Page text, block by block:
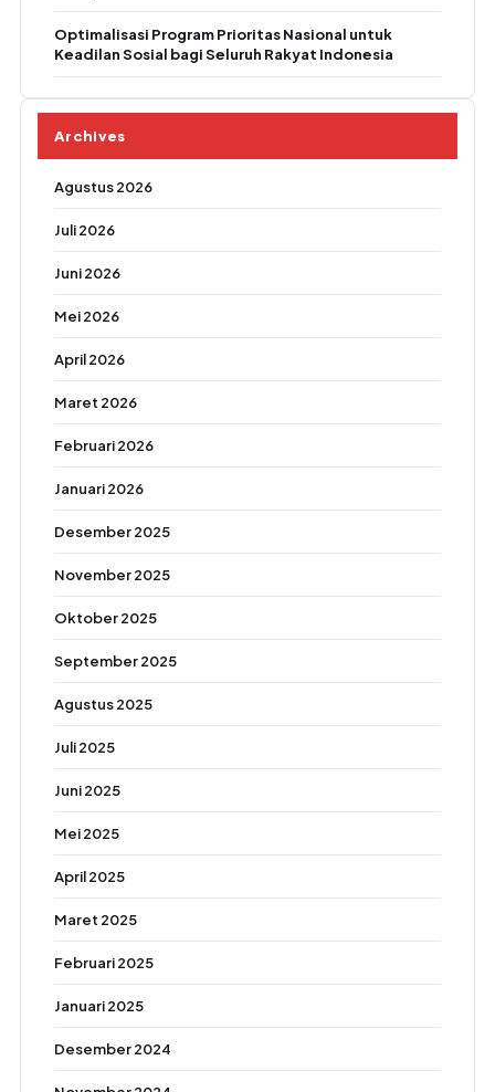
Optimalisasi Program Prioritas Nasional untuk
Keadilan Sosial bagi Seluruh Rakyat Indonesia
Archives
Agustus 2026
Juli 2026
Juni 2026
Mei 2026
April 2026
Maret 2026
Februari 2026
Januari 2026
Desember 2025
November 2025
Oktober 2025
September 2025
Agustus 2025
Juli 2025
Juni 2025
Mei 2025
April 2025
Maret 2025
Februari 2025
Januari 2025
Desember 2024